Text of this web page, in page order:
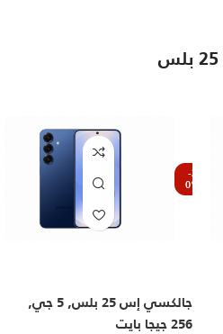
-2
0%
جالكسي إس 25 بلس, 5 جي,
256 جيجا بايت